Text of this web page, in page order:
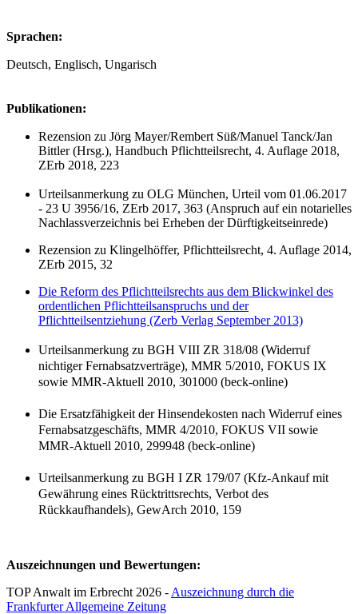
Sprachen:
Deutsch, Englisch, Ungarisch
Publikationen:
Rezension zu Jörg Mayer/Rembert Süß/Manuel Tanck/Jan
Bittler (Hrsg.), Handbuch Pflichtteilsrecht, 4. Auflage 2018,
ZErb 2018, 223
Urteilsanmerkung zu OLG München, Urteil vom 01.06.2017
- 23 U 3956/16, ZErb 2017, 363 (Anspruch auf ein notarielles
Nachlassverzeichnis bei Erheben der Dürftigkeitseinrede)
Rezension zu Klingelhöffer, Pflichtteilsrecht, 4. Auflage 2014,
ZErb 2015, 32
Die Reform des Pflichtteilsrechts aus dem Blickwinkel des
ordentlichen Pflichtteilsanspruchs und der
Pflichtteilsentziehung (Zerb Verlag September 2013)
Urteilsanmerkung zu BGH VIII ZR 318/08 (Widerruf
nichtiger Fernabsatzverträge), MMR 5/2010, FOKUS IX
sowie MMR-Aktuell 2010, 301000 (beck-online)
Die Ersatzfähigkeit der Hinsendekosten nach Widerruf eines
Fernabsatzgeschäfts, MMR 4/2010, FOKUS VII sowie
MMR-Aktuell 2010, 299948 (beck-online)
Urteilsanmerkung zu BGH I ZR 179/07 (Kfz-Ankauf mit
Gewährung eines Rücktrittsrechts, Verbot des
Rückkaufhandels), GewArch 2010, 159
Auszeichnungen und Bewertungen:
TOP Anwalt im Erbrecht 2026 - Auszeichnung durch die
Frankfurter Allgemeine Zeitung